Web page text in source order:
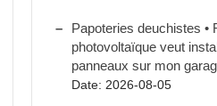
Papoteries deuchistes •
photovoltaïque veut
panneaux sur mon
Date: 2026-08-05